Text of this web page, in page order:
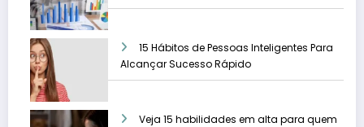
15 Hábitos de Pessoas Inteligentes Para
Alcançar Sucesso Rápido
Veja 15 habilidades em alta para quem